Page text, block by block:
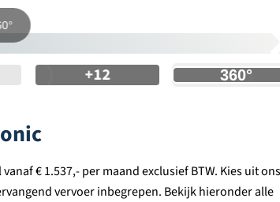
+12
€ 1.537,- per maand exclusief BTW. Kies uit ons
vervoer inbegrepen. Bekijk hieronder alle